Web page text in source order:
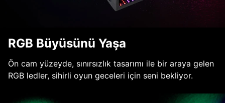
RGB Büyüsünü Yaşa
Ön cam yüzeyde, sınırsızlık tasarımı ile bir araya gelen
RGB ledler, sihirli oyun geceleri için seni bekliyor.